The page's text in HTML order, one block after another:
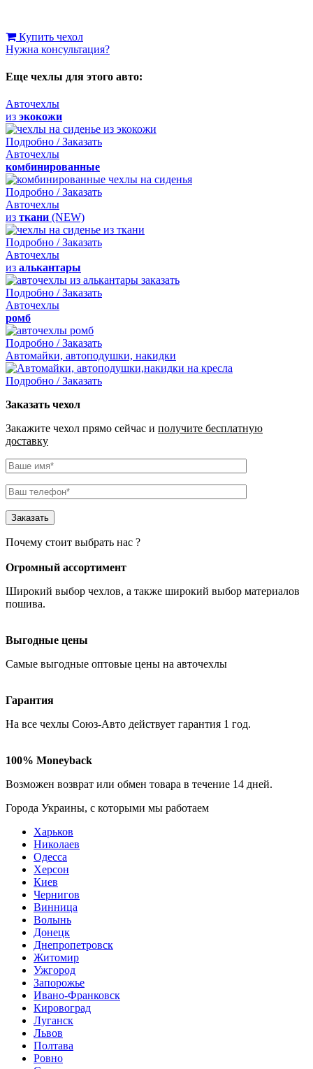
Купить чехол
Нужна консультация?
Еще чехлы для этого авто:
Авточехлы
из экокожи
Подробно / Заказать
Авточехлы
комбинированные
Подробно / Заказать
Авточехлы
из ткани (NEW)
Подробно / Заказать
Авточехлы
из алькантары
Подробно / Заказать
Авточехлы
ромб
Подробно / Заказать
Автомайки, автоподушки, накидки
Подробно / Заказать
Заказать чехол
Закажите чехол прямо сейчас и получите бесплатную
доставку
Почему стоит выбрать нас ?
Огромный ассортимент
Широкий выбор чехлов, а также широкий выбор материалов
пошива.
Выгодные цены
Самые выгодные оптовые цены на авточехлы
Гарантия
На все чехлы Союз-Авто действует гарантия 1 год.
100% Moneyback
Возможен возврат или обмен товара в течение 14 дней.
Города Украины, c которыми мы работаем
Харьков
Николаев
Одесса
Херсон
Киев
Чернигов
Винница
Волынь
Донецк
Днепропетровск
Житомир
Ужгород
Запорожье
Ивано-Франковск
Кировоград
Луганск
Львов
Полтава
Ровно